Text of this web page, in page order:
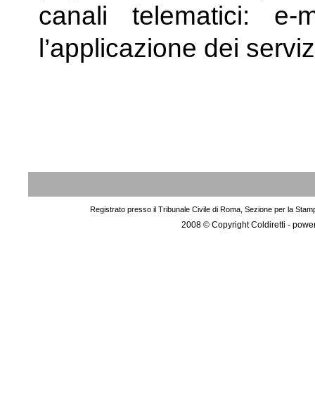
canali telematici: e-
l’applicazione dei
Registrato presso il Tribunale Civile di Roma, Sezione per la
2008 © Copyright Coldiretti -